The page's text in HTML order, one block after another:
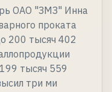
ОАО "ЗМЗ" Инна
проката
200 тысяч 402
тысяч 559
три ми